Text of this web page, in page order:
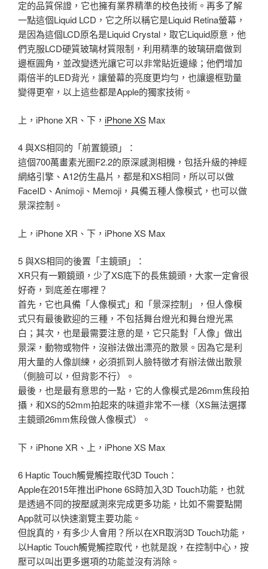
定的品質保證，它也擁有業界精準的校色技術。再多了解
一點這個Liquid LCD，它之所以稱它是Liquid Retina螢幕，
是因為這個LCD原名是Liquid Crystal，取它Liquid原意，他
們克服LCD硬質玻璃材質限制，利用精準的玻璃研磨做到
邊框圓角，並改變透光讓它可以非常貼近邊緣；他們增加
兩倍半的LED背光，讓螢幕的亮度更均勻，也讓邊框勁量
變得更窄，以上這些都是Apple的獨家技術。
上，iPhone XR、下， iPhone XS Max
4 與XS相同的「前置鏡頭」：
這個700萬畫素光圈F2.2的原深感測相機，包括升級的神經
網絡引擎、A12仿生晶片，都是和XS相同，所以可以做
FaceID、Animoji、Memoji，具備五種人像模式，也可以做
景深控制。
上，iPhone XR、下，iPhone XS Max
5 與XS相同的後置「主鏡頭」：
XR只有一顆鏡頭，少了XS底下的長焦鏡頭，大家一定會很
好奇，到底差在哪裡？
首先，它也具備「人像模式」和「景深控制」，但人像模
式只有最後歡迎的三種，不包括舞台燈光和舞台燈光黑
白；其次，也是最需要注意的是，它只能對「人像」做出
景深，動物或物件，沒辦法做出漂亮的散景。因為它是利
用大量的人像訓練，必須抓到人臉特徵才有辦法做出散景
（側臉可以，但背影不行）。
最後，也是最有意思的一點，它的人像模式是26mm焦段拍
攝，和XS的52mm拍起來的味道非常不一樣（XS無法選擇
主鏡頭26mm焦段做人像模式）。
下，iPhone XR、上，iPhone XS Max
6 Haptic Touch觸覺觸控取代3D Touch：
Apple在2015年推出iPhone 6S時加入3D Touch功能，也就
是透過不同的按壓感測來完成更多功能，比如不需要點開
App就可以快速瀏覽主要功能。
但說真的，有多少人會用？所以在XR取消3D Touch功能，
以Haptic Touch觸覺觸控取代，也就是說，在控制中心，按
壓可以叫出更多選項的功能並沒有消除。